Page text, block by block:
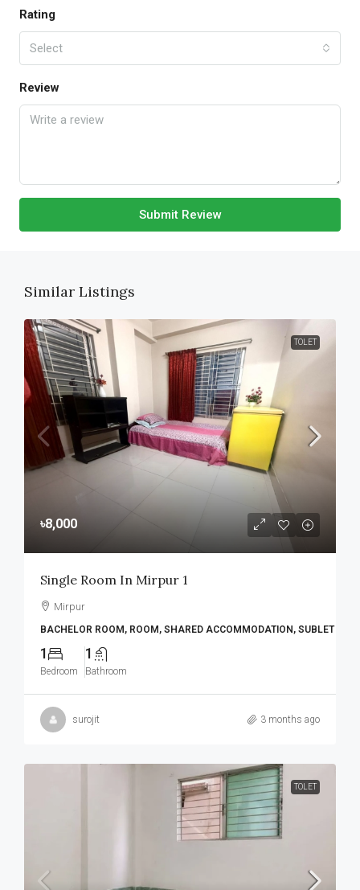
Rating
Select
Review
Submit Review
Similar Listings
TOLET
৳8,000
Single Room In Mirpur 1
Mirpur
BACHELOR ROOM, ROOM, SHARED ACCOMMODATION, SUBLET
1
Bedroom
1
Bathroom
surojit 3 months ago
TOLET